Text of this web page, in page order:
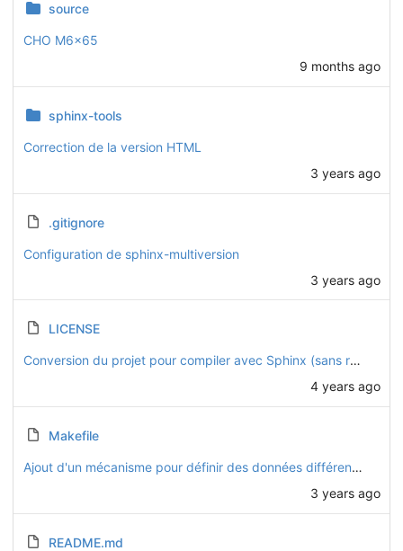
source
CHO M6x65
9 months ago
sphinx-tools
Correction de la version HTML
3 years ago
.gitignore
Configuration de sphinx-multiversion
3 years ago
LICENSE
Conversion du projet pour compiler avec Sphinx (sans readthedocs)
4 years ago
Makefile
Ajout d'un mécanisme pour définir des données différentes dans chaque version
3 years ago
README.md